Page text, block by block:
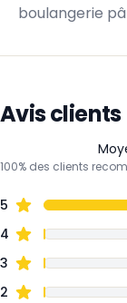
boulangerie
Avis clients
100% des clients
5
4
3
2